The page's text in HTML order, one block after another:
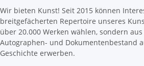
Wir bieten Kunst! Seit 2015 können
breitgefächerten Repertoire unseres
über 20.000 Werken wählen, sondern
Autographen- und Dokumentenbestand
Geschichte erwerben.